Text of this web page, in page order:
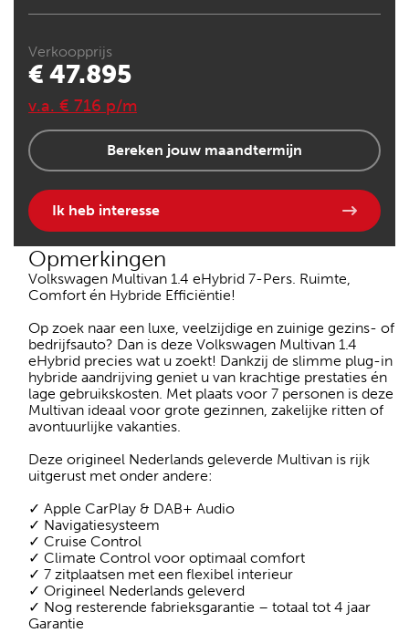
Verkoopprijs
€ 47.895
v.a. € 716 p/m
Bereken jouw maandtermijn
Ik heb interesse
Opmerkingen
Volkswagen Multivan 1.4 eHybrid 7-Pers. Ruimte,
Comfort én Hybride Efficiëntie!
Op zoek naar een luxe, veelzijdige en zuinige gezins- of
bedrijfsauto? Dan is deze Volkswagen Multivan 1.4
eHybrid precies wat u zoekt! Dankzij de slimme plug-in
hybride aandrijving geniet u van krachtige prestaties én
lage gebruikskosten. Met plaats voor 7 personen is deze
Multivan ideaal voor grote gezinnen, zakelijke ritten of
avontuurlijke vakanties.
Deze origineel Nederlands geleverde Multivan is rijk
uitgerust met onder andere:
✓ Apple CarPlay & DAB+ Audio
✓ Navigatiesysteem
✓ Cruise Control
✓ Climate Control voor optimaal comfort
✓ 7 zitplaatsen met een flexibel interieur
✓ Origineel Nederlands geleverd
✓ Nog resterende fabrieksgarantie – totaal tot 4 jaar
Garantie